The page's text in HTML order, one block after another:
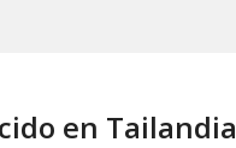
en